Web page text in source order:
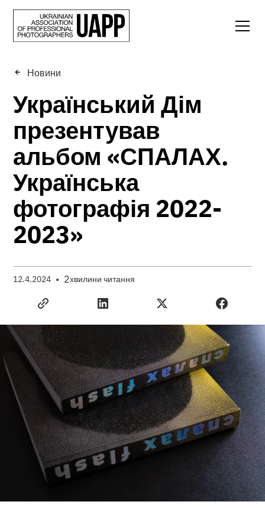
Новини
Український Дім
презентував
альбом «СПАЛАХ.
Українська
фотографія 2022-
2023»
12.4.2024 • 2хвилини читання